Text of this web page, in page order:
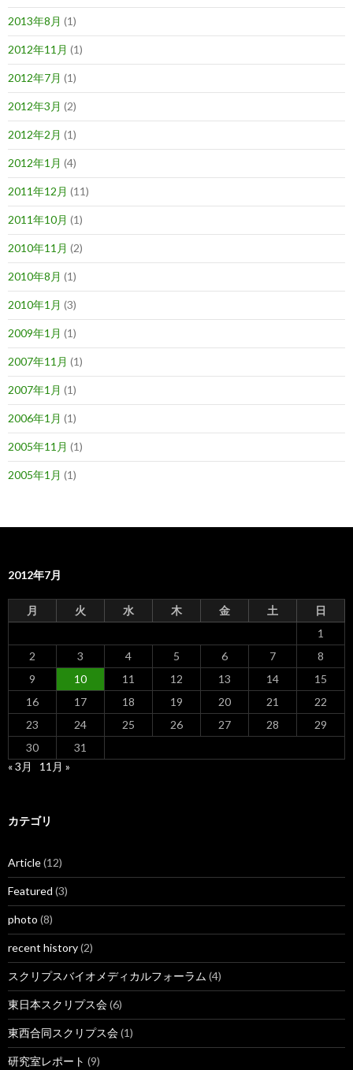
2013年8月 (1)
2012年11月 (1)
2012年7月 (1)
2012年3月 (2)
2012年2月 (1)
2012年1月 (4)
2011年12月 (11)
2011年10月 (1)
2010年11月 (2)
2010年8月 (1)
2010年1月 (3)
2009年1月 (1)
2007年11月 (1)
2007年1月 (1)
2006年1月 (1)
2005年11月 (1)
2005年1月 (1)
2012年7月
月 火 水 木 金 土
日
1
2
3 4 5 6 7
8
9
10 11 12 13 14
15
16
17 18 19 20 21
22
23
24 25 26 27 28
29
30
31
« 3月
11月 »
カテゴリ
Article(12)
Featured (3)
photo (8)
recent history(2)
スクリプスバイオメディカルフォーラム (4)
東日本スクリプス会(6)
東西合同スクリプス会(1)
研究室レポート (9)